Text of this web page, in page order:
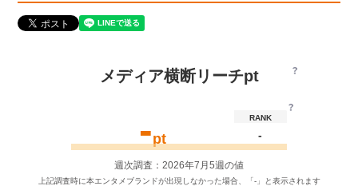
メディア横断リーチpt
-pt
RANK
-
週次調査：2026年7月5週の値